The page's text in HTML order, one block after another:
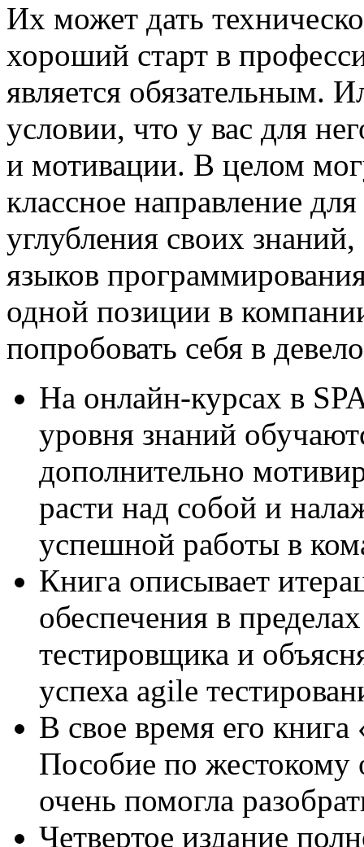
Их может дать
хороший старт в
является обязательным.
условии, что у вас для
и мотивации. В целом
классное направление
углубления своих
языков
одной позиции в
попробовать себя в
На онлайн-курсах в
уровня знаний
дополнительно
расти над собой и
успешной работы в
Книга описывает
обеспечения в
тестировщика и
успеха agile
В свое время его
Пособие по
очень помогла
Четвертое издание